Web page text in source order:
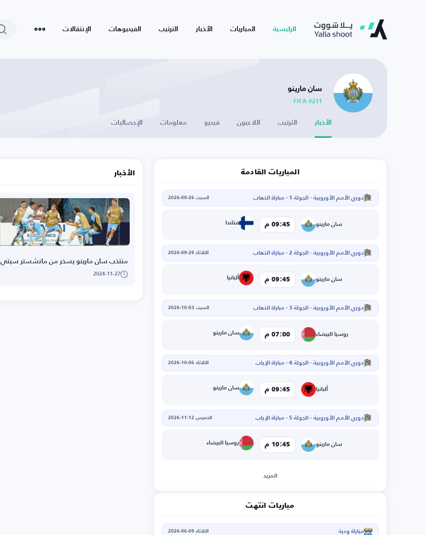
الرئيسية المباريات الأخبار الترتيب الفيديوهات الإنتقالات
سان مارينو
FIFA #211
الأخبار الترتيب اللاعبون فيديو معلومات الإحصائيات
المباريات القادمة
دوري الأمم الأوروبية - الجولة 1 - مباراة الذهاب السبت 26-09-2026
سان مارينو 09:45 م فنلندا
دوري الأمم الأوروبية - الجولة 2 - مباراة الذهاب الثلاثاء 29-09-2026
سان مارينو 09:45 م ألبانيا
دوري الأمم الأوروبية - الجولة 3 - مباراة الذهاب السبت 03-10-2026
روسيا البيضاء 07:00 م سان مارينو
دوري الأمم الأوروبية - الجولة 4 - مباراة الإياب الثلاثاء 06-10-2026
ألبانيا 09:45 م سان مارينو
دوري الأمم الأوروبية - الجولة 5 - مباراة الإياب الخميس 12-11-2026
سان مارينو 10:45 م روسيا البيضاء
المزيد
مباريات انتهت
مباراة ودية الثلاثاء 09-06-2026
الأخبار
منتخب سان مارينو يسخر من مانشستر سيتي
2024-11-27